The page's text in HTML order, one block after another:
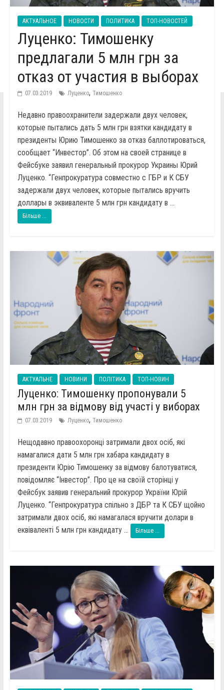
АКТУАЛЬНОЕ НОВОСТИ ПОЛИТИКА ТОП-НОВОСТЕЙ
Луценко: Тимошенку
предлагали 5 млн грн за
отказ от участия в выборах
07.03.2019 Луценко, Тимошенко
Недавно правоохранители задержали двух человек,
которые пытались дать 5 млн грн взятки кандидату в
президенты Юрию Тимошенко за отказ баллотироваться,
сообщает “Инвестор”. Об этом на своей странице в
Фейсбуке заявил генеральный прокурор Украины Юрий
Луценко. “Генпрокуратура совместно с ГБР и К СБУ
задержали двух человек, которые пытались вручить
доллары в эквиваленте 5 млн грн кандидату в ...
Більше ...
АКТУАЛЬНЕ НОВИНИ ПОЛІТИКА ТОП-НОВИН
Луценко: Тимошенку пропонували 5
млн грн за відмову від участі у виборах
07.03.2019 Луценко, Тимошенко
Нещодавно правоохоронці затримали двох осіб, які
намагалися дати 5 млн грн хабара кандидату в
президенти Юрію Тимошенку за відмову балотуватися,
повідомляє “Інвестор”. Про це на своїй сторінці у
Фейсбук заявив генеральний прокурор України Юрій
Луценко. “Генпрокуратура спільно з ДБР та К СБУ щойно
затримали двох осіб, які намагалася вручити долари в
еквіваленті 5 млн грн кандидату ...
Більше ...